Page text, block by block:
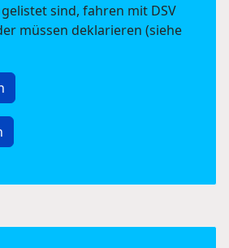
sind, fahren mit DSV
müssen deklarieren (siehe